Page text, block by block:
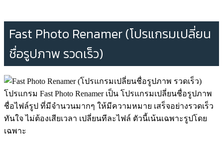
Fast Photo Renamer (โปรแกรมเปลี่ยน
ชื่อรูปภาพ รวดเร็ว)
โปรแกรม Fast Photo Renamer เป็น โปรแกรมเปลี่ยนชื่อรูปภาพ
ชื่อไฟล์รูป ที่มีจำนวนมากๆ ให้มีความหมาย เสร็จอย่างรวดเร็ว
ทันใจ ไม่ต้องเสียเวลา เปลี่ยนทีละไฟล์ ตัวนี้เน้นเฉพาะรูปโดย
เฉพาะ